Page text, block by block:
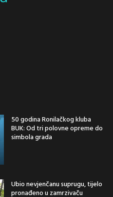
50 godina Ronilačkog kluba
BUK: Od tri polovne opreme do
simbola grada
Ubio nevjenčanu suprugu, tijelo
pronađeno u zamrzivaču